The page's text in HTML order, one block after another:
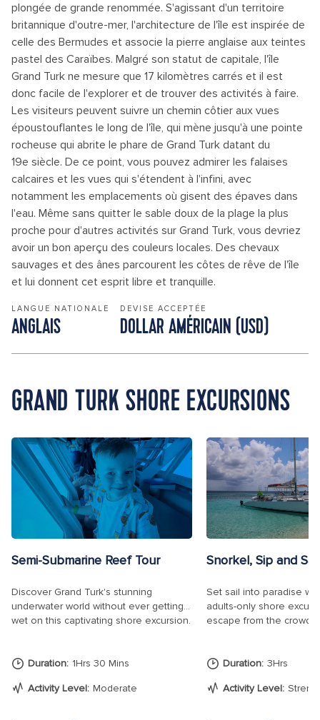
plongée de grande renommée. S'agissant d'un territoire
britannique d'outre-mer, l'architecture de l'île est inspirée de
celle des Bermudes et associe la pierre anglaise aux teintes
pastel des Caraïbes. Malgré son statut de capitale, l'île
Grand Turk ne mesure que 17 kilomètres carrés et il est
donc facile de l'explorer et de trouver des activités à faire.
Les visiteurs peuvent suivre un chemin côtier aux vues
époustouflantes le long de l'île, qui mène jusqu'à une pointe
rocheuse qui abrite le phare de Grand Turk datant du
19e siècle. De ce point, vous pouvez admirer les falaises
calcaires et les vues qui s'étendent à l'infini, avec
notamment les emplacements où gisent des épaves dans
l'eau. Même sans quitter le sable doux de la plage la plus
proche pour d'autres activités sur Grand Turk, vous devriez
avoir un bon aperçu des couleurs locales. Des chevaux
sauvages et des ânes parcourent les côtes de rêve de l'île
et lui donnent cet esprit libre et tranquille.
LANGUE NATIONALE
ANGLAIS
DEVISE ACCEPTÉE
DOLLAR AMÉRICAIN (USD)
GRAND TURK SHORE EXCURSIONS